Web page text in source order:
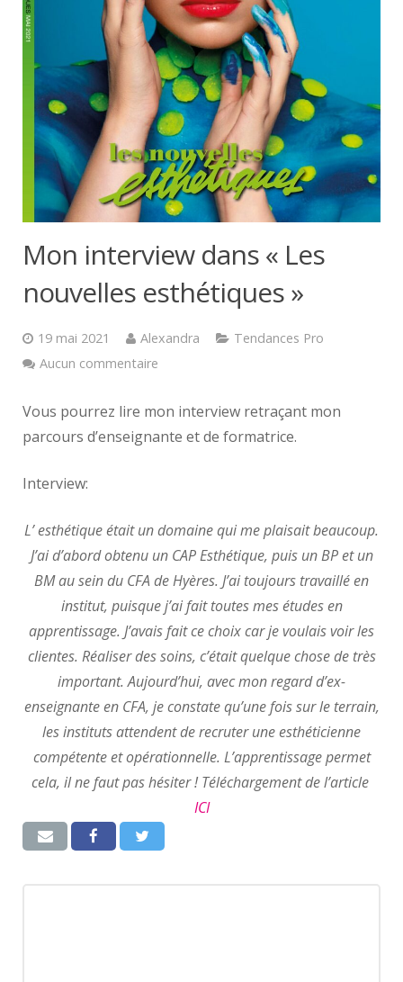
Mon interview dans « Les
nouvelles esthétiques »
19 mai 2021 Alexandra
Tendances Pro
Aucun commentaire
Vous pourrez lire mon interview retraçant mon
parcours d’enseignante et de formatrice.
Interview:
L’ esthétique était un domaine qui me plaisait beaucoup.
J’ai d’abord obtenu un CAP Esthétique, puis un BP et un
BM au sein du CFA de Hyères. J’ai toujours travaillé en
institut, puisque j’ai fait toutes mes études en
apprentissage. J’avais fait ce choix car je voulais voir les
clientes. Réaliser des soins, c’était quelque chose de très
important. Aujourd’hui, avec mon regard d’ex-
enseignante en CFA, je constate qu’une fois sur le terrain,
les instituts attendent de recruter une esthéticienne
compétente et opérationnelle. L’apprentissage permet
cela, il ne faut pas hésiter ! Téléchargement de l’article
ICI